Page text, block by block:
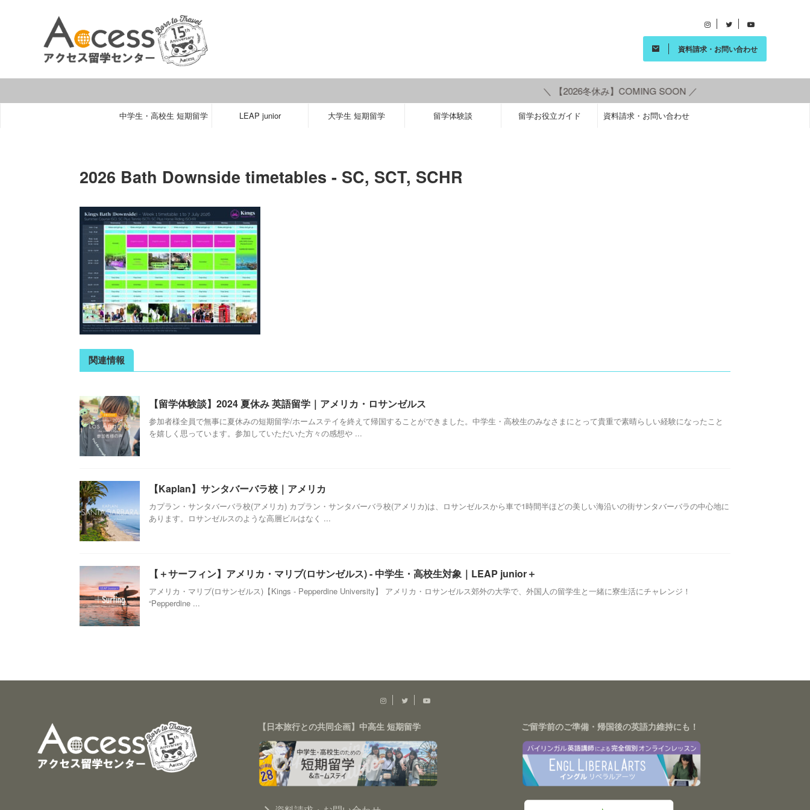
資料請求・お問い合わせ
＼ 【2026冬休み】COMING SOON ／
中学生・高校生 短期留学 LEAP junior 大学生 短期留学 留学体験談 留学お役立ガイド 資料請求・お問い合わせ
2026 Bath Downside timetables - SC, SCT, SCHR
関連情報
【留学体験談】2024 夏休み 英語留学｜アメリカ・ロサンゼルス
参加者様全員で無事に夏休みの短期留学/ホームステイを終えて帰国することができました。中学生・高校生のみなさまにとって貴重で素晴らしい経験になったこと
を嬉しく思っています。参加していただいた方々の感想や ...
【Kaplan】サンタバーバラ校｜アメリカ
カプラン・サンタバーバラ校(アメリカ) カプラン・サンタバーバラ校(アメリカ)は、ロサンゼルスから車で1時間半ほどの美しい海沿いの街サンタバーバラの中心地に
あります。ロサンゼルスのような高層ビルはなく ...
【＋サーフィン】アメリカ・マリブ(ロサンゼルス) - 中学生・高校生対象｜LEAP junior＋
アメリカ・マリブ(ロサンゼルス)【Kings - Pepperdine University】 アメリカ・ロサンゼルス郊外の大学で、外国人の留学生と一緒に寮生活にチャレンジ！
“Pepperdine ...
【日本旅行との共同企画】中高生 短期留学 ご留学前のご準備・帰国後の英語力維持にも！